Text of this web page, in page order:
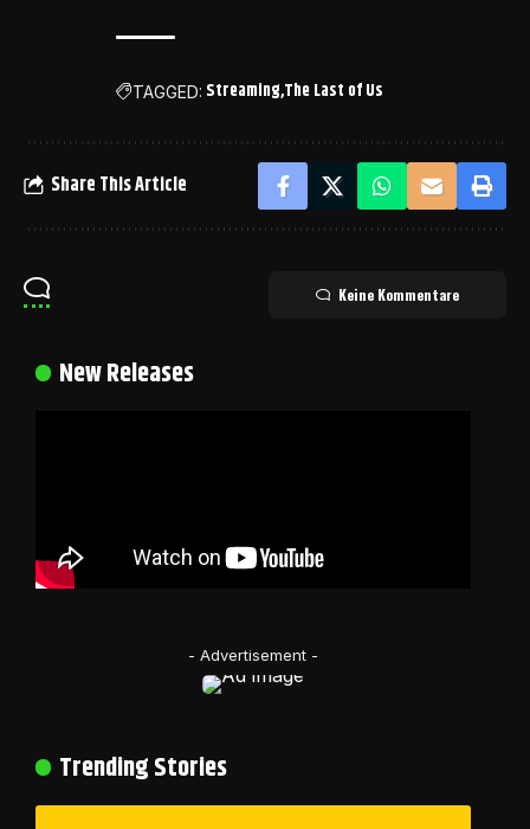
TAGGED: Streaming The Last of Us
Share This Article
Keine Kommentare
New Releases
- Advertisement -
Trending Stories